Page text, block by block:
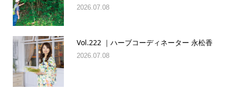
2026.07.08
Vol.222 ｜ハーブコーディネーター 永松香
2026.07.08